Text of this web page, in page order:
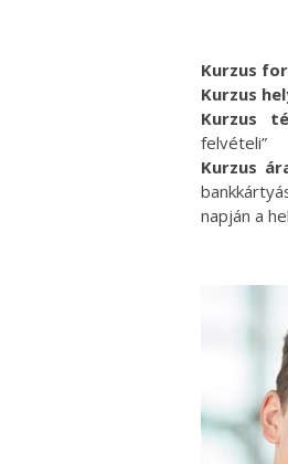
Kurzus
Kurzus
Kurzus
felvételi”
Kurzus
napján a